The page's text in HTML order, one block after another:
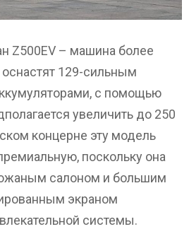
Z500EV – машина более
129-сильным
с помощью
увеличить до 250
концерне эту модель
поскольку она
салоном и большим
экраном
системы.